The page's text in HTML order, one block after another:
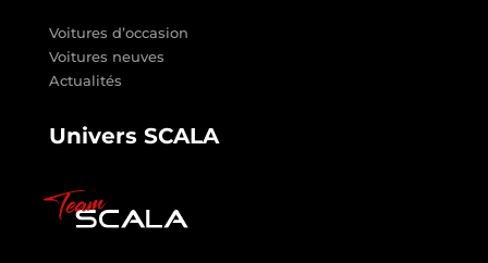
Voitures d’occasion
Voitures neuves
Actualités
Univers SCALA